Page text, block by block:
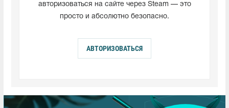
авторизоваться на сайте через Steam — это
просто и абсолютно безопасно.
АВТОРИЗОВАТЬСЯ